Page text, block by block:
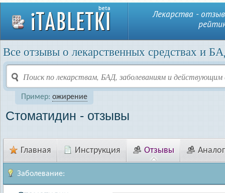
Лекарства -
Все отзывы о лекарственных средствах и
Пример: ожирение
Стоматидин - отзывы
Главная Инструкция Отзывы
Заболевание: